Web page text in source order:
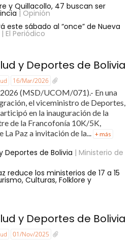
y Quillacollo, 47 buscan ser
| Opinión
este sábado al “once” de Nueva
| El Periódico
y Deportes de Bolivia
16/Mar/2026
2026 (MSD/UCOM/071).- En una
el viceministro de Deportes,
en la inauguración de la
de la Francofonía 10K/5K,
La Paz a invitación de la... + más
Deportes de Bolivia | Ministerio de
reduce los ministerios de 17 a 15
Culturas, Folklore y
y Deportes de Bolivia
01/Nov/2025